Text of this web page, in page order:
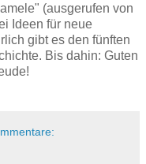
(ausgerufen von
Ideen für neue
gibt es den fünften
Bis dahin: Guten